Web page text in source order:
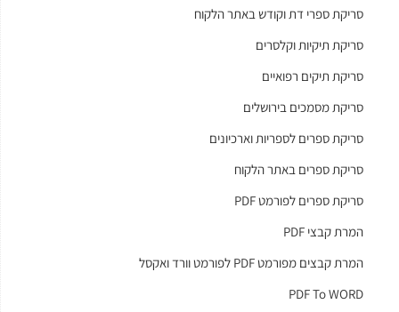
סריקת ספרי דת וקודש באתר הלקוח
סריקת תיקיות וקלסרים
סריקת תיקים רפואיים
סריקת מסמכים בירושלים
סריקת ספרים לספריות וארכיונים
סריקת ספרים באתר הלקוח
סריקת ספרים לפורמט PDF
המרת קבצי PDF
המרת קבצים מפורמט PDF לפורמט וורד ואקסל
PDF To WORD